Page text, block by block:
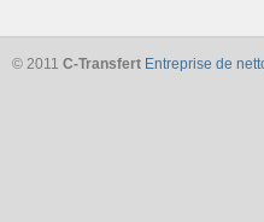
© 2011 C-Transfert Entreprise de